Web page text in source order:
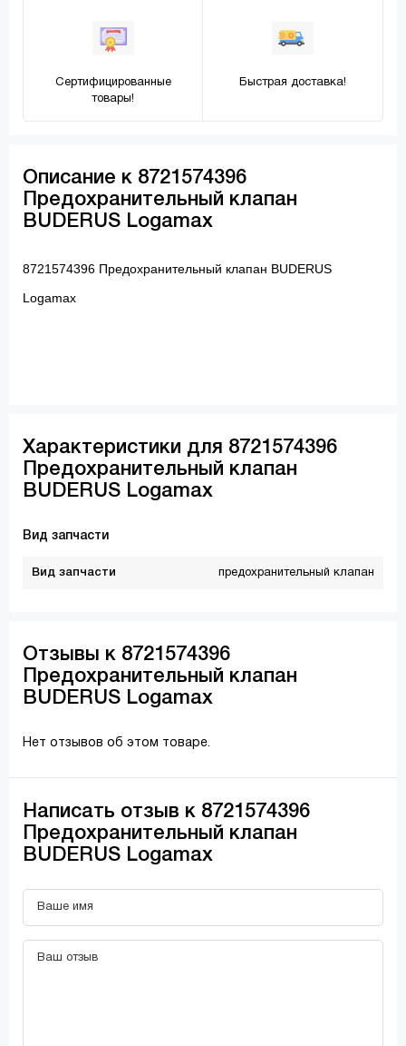
Сертифицированные
товары!
Быстрая доставка!
Описание к 8721574396
Предохранительный клапан
BUDERUS Logamax
8721574396 Предохранительный клапан BUDERUS
Logamax
Характеристики для 8721574396
Предохранительный клапан
BUDERUS Logamax
Вид запчасти
Вид запчасти предохранительный клапан
Отзывы к 8721574396
Предохранительный клапан
BUDERUS Logamax
Нет отзывов об этом товаре.
Написать отзыв к 8721574396
Предохранительный клапан
BUDERUS Logamax